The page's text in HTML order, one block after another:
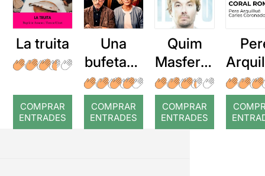
La truita
COMPRAR
ENTRADES
Una
bufetada
a temps
COMPRAR
ENTRADES
Quim
Masferre
r: Temps
COMPRAR
ENTRADES
: